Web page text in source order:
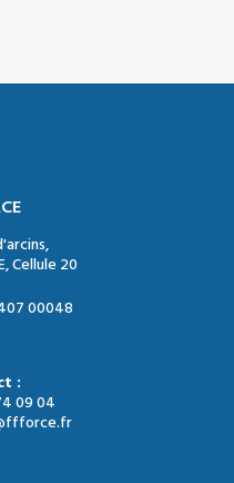
Cellule 20
00048
:
09 04